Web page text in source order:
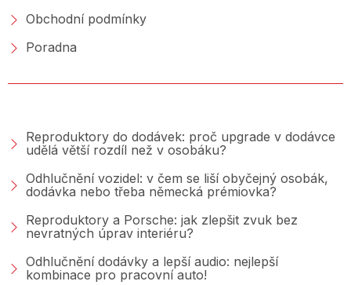
Obchodní podmínky
Poradna
Reproduktory do dodávek: proč upgrade v dodávce
udělá větší rozdíl než v osobáku?
Odhlučnění vozidel: v čem se liší obyčejný osobák,
dodávka nebo třeba německá prémiovka?
Reproduktory a Porsche: jak zlepšit zvuk bez
nevratných úprav interiéru?
Odhlučnění dodávky a lepší audio: nejlepší
kombinace pro pracovní auto!